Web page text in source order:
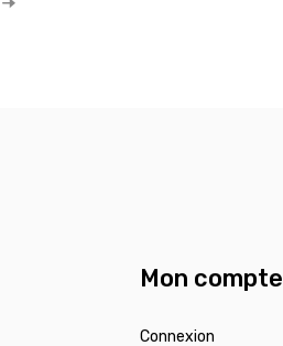
Mon compte
Connexion